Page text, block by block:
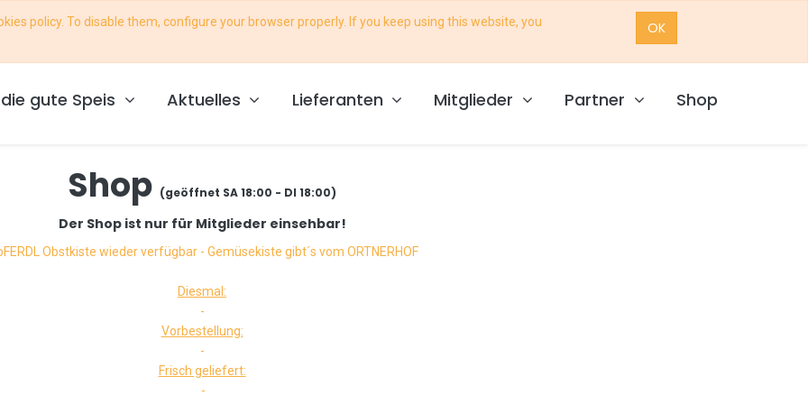
policy. To disable them, configure your browser properly. If you keep using this website, you
OK
osttirol.at
die gute Speis Aktuelles Lieferanten Mitglieder Partner Shop
Shop (geöffnet SA 18:00 - DI 18:00)
Der Shop ist nur für Mitglieder einsehbar!
Obstkiste wieder verfügbar - Gemüsekiste gibt´s vom ORTNERHOF
Diesmal:
-
Vorbestellung:
-
Frisch geliefert:
-